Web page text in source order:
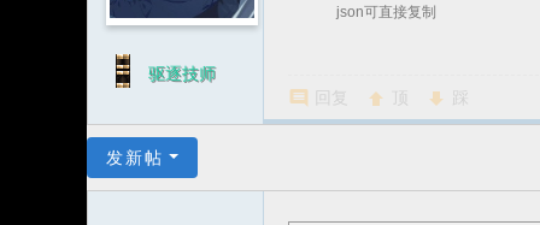
驱逐技师
json可直接复制
回复 踩
发新帖